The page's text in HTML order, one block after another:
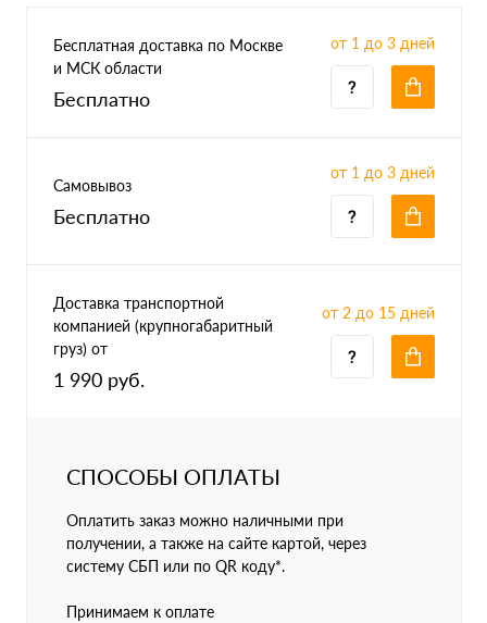
Бесплатная доставка по Москве
и МСК области
Бесплатно
от 1 до 3 дней
Самовывоз
Бесплатно
от 1 до 3 дней
Доставка транспортной
компанией (крупногабаритный
груз) от
1 990 руб.
от 2 до 15 дней
СПОСОБЫ ОПЛАТЫ
Оплатить заказ можно наличными при
получении, а также на сайте картой, через
систему СБП или по QR коду*.
Принимаем к оплате